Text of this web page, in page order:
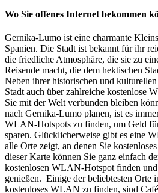
Wo Sie offenes Internet bekommen
Gernika-Lumo ist eine charmante
Spanien. Die Stadt ist bekannt für ihr
die friedliche Atmosphäre, die sie zu
Reisende macht, die dem hektischen
Neben ihrer historischen und
Stadt auch über zahlreiche kostenlose
Sie mit der Welt verbunden bleiben
nach Gernika-Lumo planen, ist es
WLAN-Hotspots zu finden, um Geld
sparen. Glücklicherweise gibt es eine
alle Orte zeigt, an denen Sie
dieser Karte können Sie ganz einfach
kostenlosen WLAN-Hotspot finden
genießen. Einige der beliebtesten Orte
kostenloses WLAN zu finden, sind